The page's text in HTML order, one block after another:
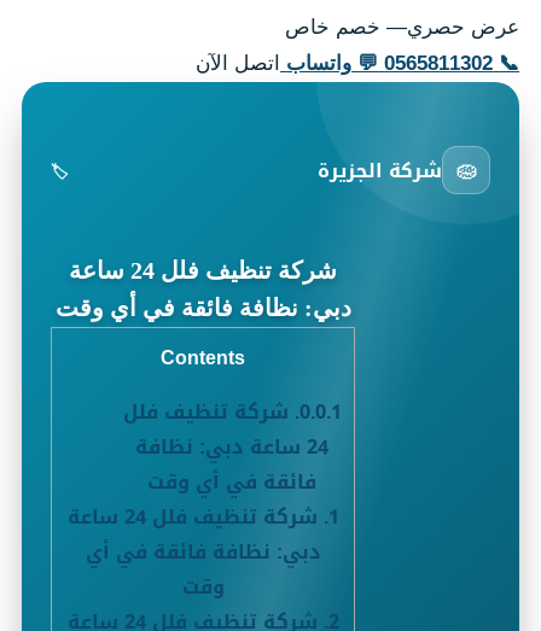
عرض حصري— خصم خاص
📞
0565811302
💬 واتساب اتصل الآن
🧽 شركة الجزيرة 🏷️
شركة تنظيف فلل 24 ساعة
دبي: نظافة فائقة في أي وقت
Contents
0.0.1. شركة تنظيف فلل
24 ساعة دبي: نظافة
فائقة في أي وقت
1.
شركة تنظيف فلل 24 ساعة
دبي: نظافة فائقة في أي
وقت
2.
شركة تنظيف فلل 24 ساعة